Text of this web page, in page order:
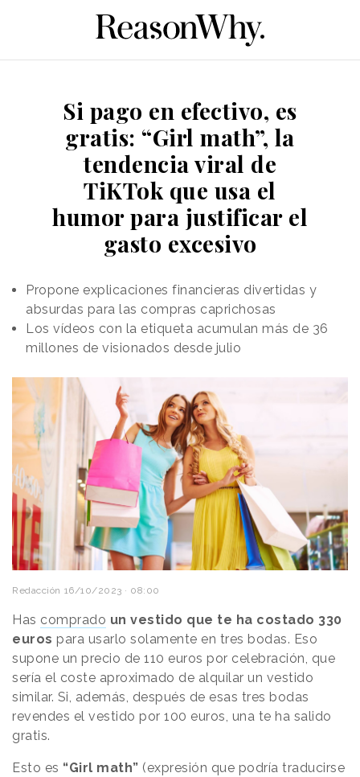
Si pago en efectivo, es
gratis: “Girl math”, la
tendencia viral de
TiKTok que usa el
humor para justificar el
gasto excesivo
Propone explicaciones financieras divertidas y
absurdas para las compras caprichosas
Los vídeos con la etiqueta acumulan más de 36
millones de visionados desde julio
Redacción 16/10/2023 · 08:00
Has comprado un vestido que te ha costado 330
euros para usarlo solamente en tres bodas. Eso
supone un precio de 110 euros por celebración, que
sería el coste aproximado de alquilar un vestido
similar. Si, además, después de esas tres bodas
revendes el vestido por 100 euros, una te ha salido
gratis.
Esto es “Girl math” (expresión que podría traducirse